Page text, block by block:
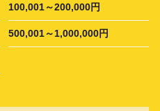
100,001～200,000円
500,001～1,000,000円